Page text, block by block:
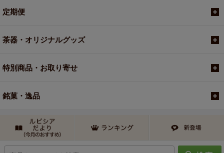
定期便
茶器・オリジナルグッズ
特別商品・お取り寄せ
銘菓・逸品